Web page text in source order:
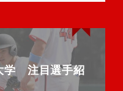
学 注目選手紹